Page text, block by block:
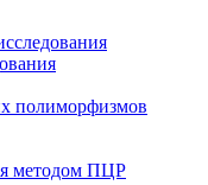
полиморфизмов
методом ПЦР